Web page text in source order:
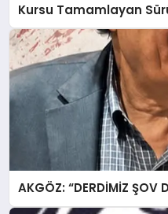
Kursu Tamamlayan
AKGÖZ: “DERDİMİZ ŞOV